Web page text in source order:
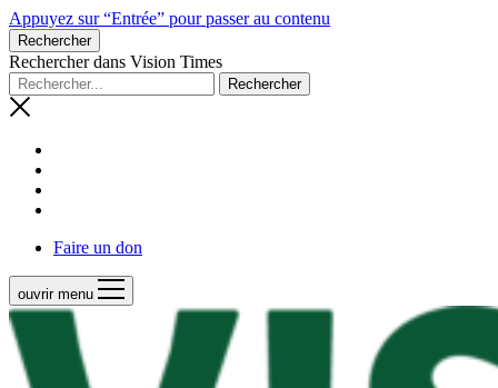
Appuyez sur “Entrée” pour passer au contenu
Rechercher
Rechercher dans Vision Times
Faire un don
ouvrir menu